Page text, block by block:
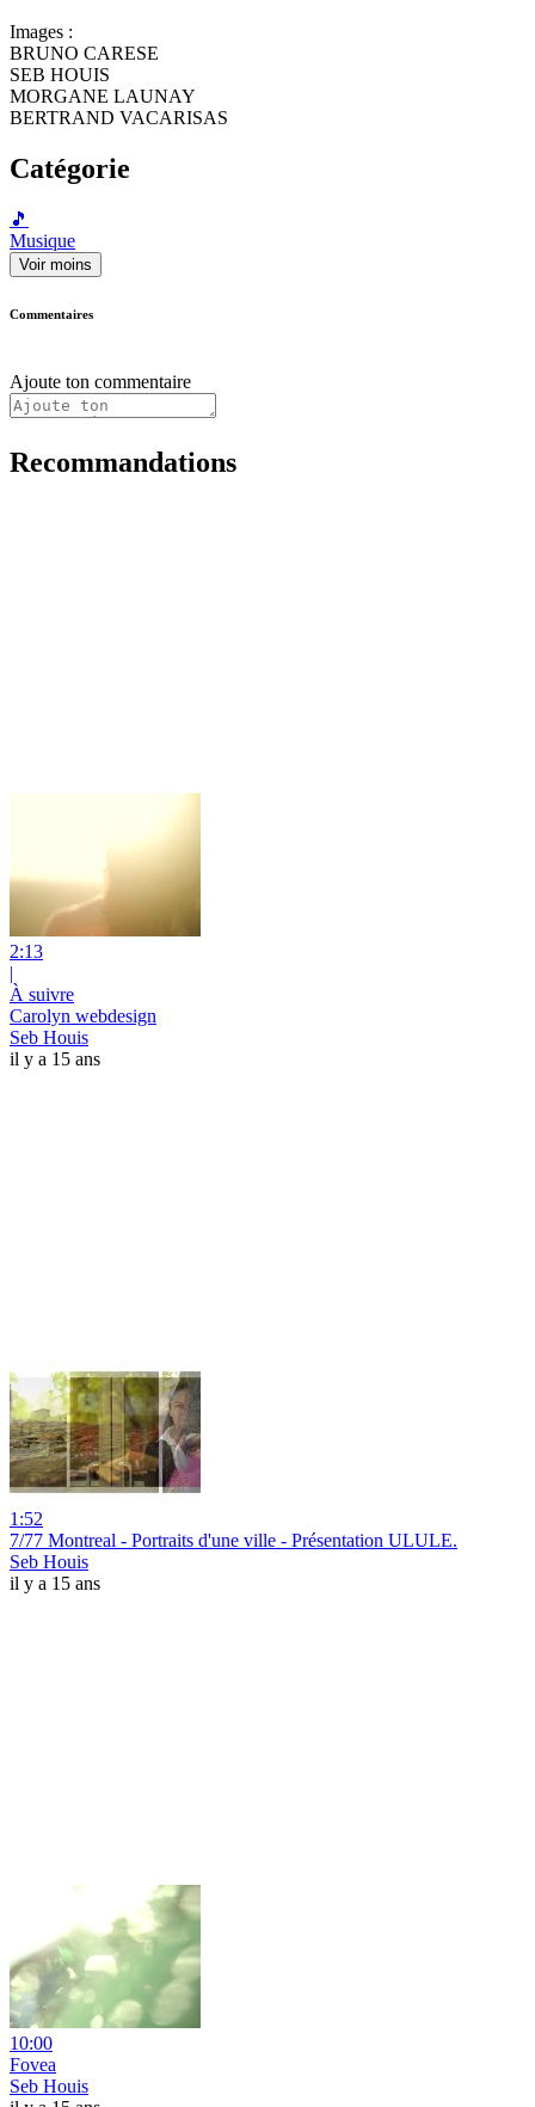
Images :
BRUNO CARESE
SEB HOUIS
MORGANE LAUNAY
BERTRAND VACARISAS
Catégorie
🎵
Musique
Voir moins
Commentaires
Ajoute ton commentaire
Recommandations
2:13
|
À suivre
Carolyn webdesign
Seb Houis
il y a 15 ans
1:52
7/77 Montreal - Portraits d'une ville - Présentation ULULE.
Seb Houis
il y a 15 ans
10:00
Fovea
Seb Houis